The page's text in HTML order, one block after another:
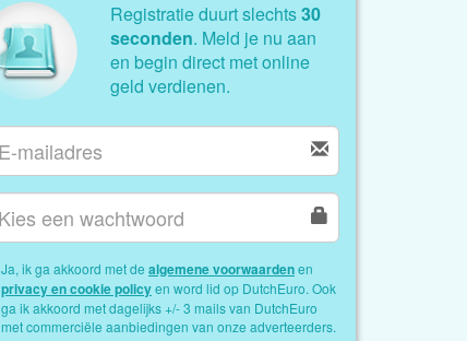
Registratie duurt slechts30
seconden. Meld je nu aan
en begin direct met online
geld verdienen.
Ja, ik ga akkoord met de algemene voorwaardenen
privacy en cookie policy
ga ik akkoord met dagelijks +/- 3 mails van DutchEuro
met commerciële aanbiedingen van onze adverteerders.